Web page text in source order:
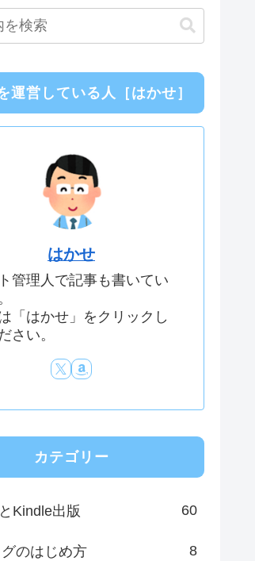
運営している人［はかせ］
はかせ
管理人で記事も書いてい
「はかせ」をクリックし
さい。
カテゴリー
Kindle出版 60
のはじめ方 8